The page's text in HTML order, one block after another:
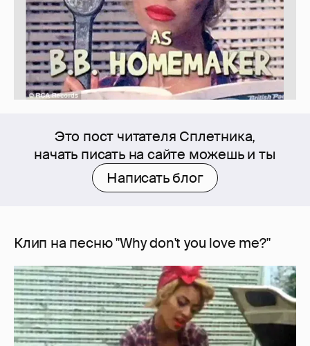
Это пост читателя Сплетника,
начать писать на сайте можешь и ты
Написать блог
Клип на песню "Why don't you love me?"